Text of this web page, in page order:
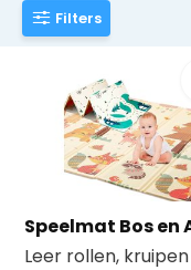
Filters
Speelmat Bos en
Leer rollen,